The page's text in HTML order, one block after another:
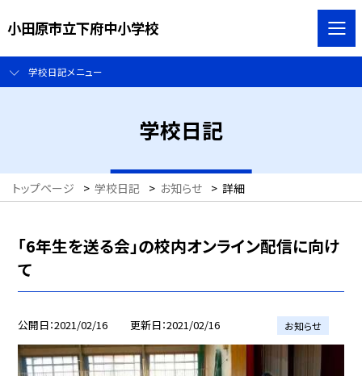
小田原市立下府中小学校
学校日記メニュー
学校日記
トップページ > 学校日記 > お知らせ > 詳細
「6年生を送る会」の校内オンライン配信に向け
て
公開日 2021/02/16 更新日 2021/02/16 お知らせ